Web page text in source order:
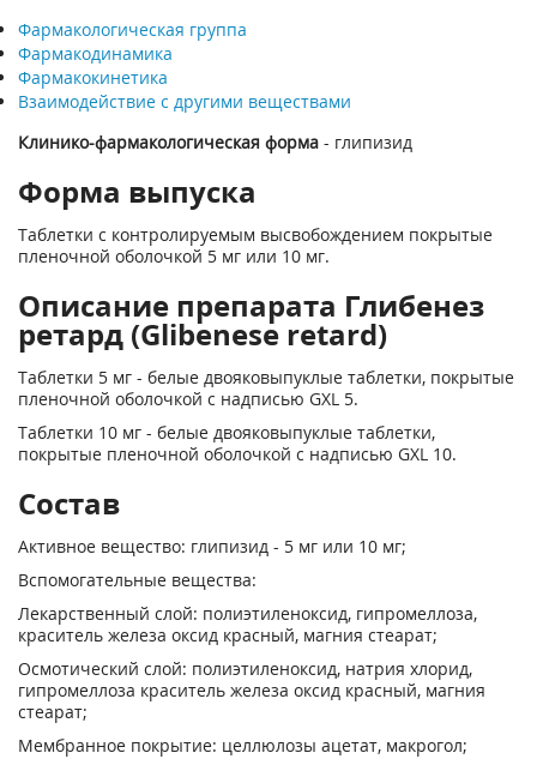
Фармакологическая группа
Фармакодинамика
Фармакокинетика
Взаимодействие с другими веществами
Клинико-фармакологическая форма - глипизид
Форма выпуска
Таблетки с контролируемым высвобождением покрытые
пленочной оболочкой 5 мг или 10 мг.
Описание препарата Глибенез
ретард (Glibenese retard)
Таблетки 5 мг - белые двояковыпуклые таблетки, покрытые
пленочной оболочкой с надписью GXL 5.
Таблетки 10 мг - белые двояковыпуклые таблетки,
покрытые пленочной оболочкой с надписью GXL 10.
Состав
Активное вещество: глипизид - 5 мг или 10 мг;
Вспомогательные вещества:
Лекарственный слой: полиэтиленоксид, гипромеллоза,
краситель железа оксид красный, магния стеарат;
Осмотический слой: полиэтиленоксид, натрия хлорид,
гипромеллоза краситель железа оксид красный, магния
стеарат;
Мембранное покрытие: целлюлозы ацетат, макрогол;